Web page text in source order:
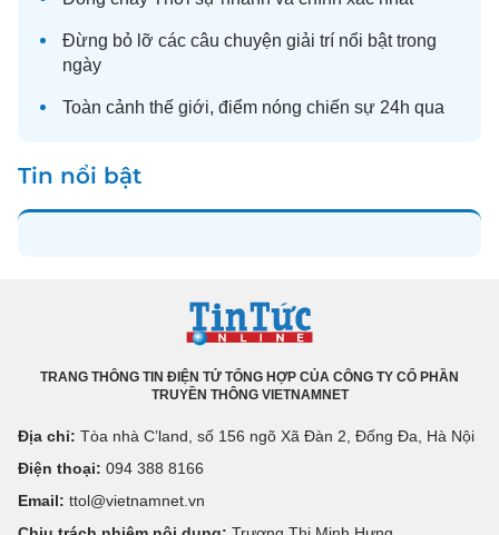
Đừng bỏ lỡ các câu chuyện giải trí nổi bật trong
ngày
Toàn cảnh thế giới, điểm nóng chiến sự 24h qua
Tin nổi bật
TRANG THÔNG TIN ĐIỆN TỬ TỔNG HỢP CỦA CÔNG TY CỔ PHẦN
TRUYỀN THÔNG VIETNAMNET
Địa chỉ: Tòa nhà C’land, số 156 ngõ Xã Đàn 2, Đống Đa, Hà Nội
Điện thoại: 094 388 8166
Email: ttol@vietnamnet.vn